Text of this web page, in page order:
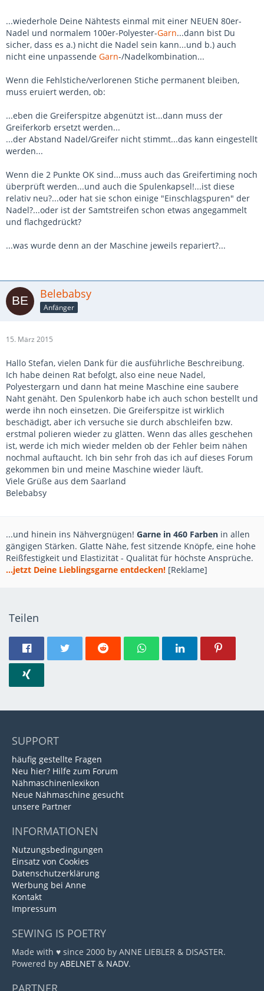
...wiederhole Deine Nähtests einmal mit einer NEUEN 80er-
Nadel und normalem 100er-Polyester-Garn...dann bist Du
sicher, dass es a.) nicht die Nadel sein kann...und b.) auch
nicht eine unpassende Garn-/Nadelkombination...
Wenn die Fehlstiche/verlorenen Stiche permanent bleiben,
muss eruiert werden, ob:
...eben die Greiferspitze abgenützt ist...dann muss der
Greiferkorb ersetzt werden...
...der Abstand Nadel/Greifer nicht stimmt...das kann eingestellt
werden...
Wenn die 2 Punkte OK sind...muss auch das Greifertiming noch
überprüft werden...und auch die Spulenkapsel!...ist diese
relativ neu?...oder hat sie schon einige "Einschlagspuren" der
Nadel?...oder ist der Samtstreifen schon etwas angegammelt
und flachgedrückt?
...was wurde denn an der Maschine jeweils repariert?...
Belebabsy
Anfänger
15. März 2015
Hallo Stefan, vielen Dank für die ausführliche Beschreibung.
Ich habe deinen Rat befolgt, also eine neue Nadel,
Polyestergarn und dann hat meine Maschine eine saubere
Naht genäht. Den Spulenkorb habe ich auch schon bestellt und
werde ihn noch einsetzen. Die Greiferspitze ist wirklich
beschädigt, aber ich versuche sie durch abschleifen bzw.
erstmal polieren wieder zu glätten. Wenn das alles geschehen
ist, werde ich mich wieder melden ob der Fehler beim nähen
nochmal auftaucht. Ich bin sehr froh das ich auf dieses Forum
gekommen bin und meine Maschine wieder läuft.
Viele Grüße aus dem Saarland
Belebabsy
...und hinein ins Nähvergnügen! Garne in 460 Farben in allen
gängigen Stärken. Glatte Nähe, fest sitzende Knöpfe, eine hohe
Reißfestigkeit und Elastizität - Qualität für höchste Ansprüche.
...jetzt Deine Lieblingsgarne entdecken! [Reklame]
Teilen
SUPPORT
häufig gestellte Fragen
Neu hier? Hilfe zum Forum
Nähmaschinenlexikon
Neue Nähmaschine gesucht
unsere Partner
INFORMATIONEN
Nutzungsbedingungen
Einsatz von Cookies
Datenschutzerklärung
Werbung bei Anne
Kontakt
Impressum
SEWING IS POETRY
Made with ♥ since 2000 by ANNE LIEBLER & DISASTER.
Powered by ABELNET & NADV.
PARTNER